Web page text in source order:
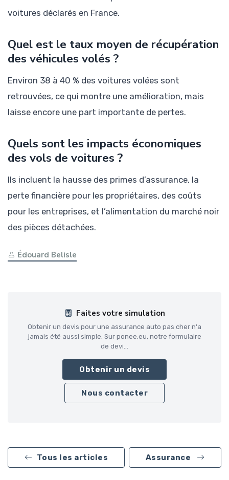
voitures déclarés en France.
Quel est le taux moyen de récupération
des véhicules volés ?
Environ 38 à 40 % des voitures volées sont
retrouvées, ce qui montre une amélioration, mais
laisse encore une part importante de pertes.
Quels sont les impacts économiques
des vols de voitures ?
Ils incluent la hausse des primes d’assurance, la
perte financière pour les propriétaires, des coûts
pour les entreprises, et l’alimentation du marché noir
des pièces détachées.
Édouard Belisle
Faites votre simulation
Obtenir un devis pour une assurance auto pas cher n'a
jamais été aussi simple. Sur ponee.eu, notre formulaire
de devi...
Obtenir un devis
Nous contacter
Tous les articles Assurance